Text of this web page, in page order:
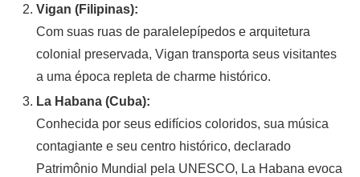
Vigan (Filipinas):
Com suas ruas de paralelepípedos e arquitetura
colonial preservada, Vigan transporta seus visitantes
a uma época repleta de charme histórico.
La Habana (Cuba):
Conhecida por seus edifícios coloridos, sua música
contagiante e seu centro histórico, declarado
Patrimônio Mundial pela UNESCO, La Habana evoca